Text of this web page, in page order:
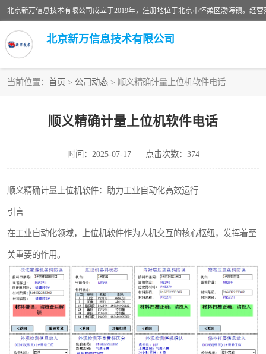
北京新万信息技术有限公司
当前位置： 首页 > 公司动态 > 顺义精确计量上位机软件电话
顺义精确计量上位机软件电话
时间：2025-07-17 点击次数：374
顺义精确计量上位机软件：助力工业自动化高效运行
引言
在工业自动化领域，上位机软件作为人机交互的核心枢纽，发挥着至
关重要的作用。
数据采集软件
数据采集和条码追溯
物流立库控制上位机软件
PDA手持终端WinCE上位机软件
WMS和WCS二合一
串口上位机软件
运动控制上位机软件